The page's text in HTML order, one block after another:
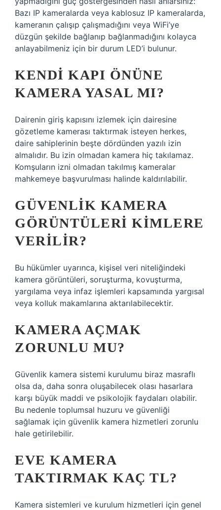
Bazı IP kameralarda veya kablosuz IP kameralarda,
kameranın çalışıp çalışmadığını veya WiFi’ye
düzgün şekilde bağlanıp bağlanmadığını kolayca
anlayabilmeniz için bir durum LED’i bulunur.
KENDI KAPI ÖNÜNE
KAMERA YASAL MI?
Dairenin giriş kapısını izlemek için dairesine
gözetleme kamerası taktırmak isteyen herkes,
daire sahiplerinin beşte dördünden yazılı izin
almalıdır. Bu izin olmadan kamera hiç takılamaz.
Komşuların izni olmadan takılmış kameralar
mahkemeye başvurulması halinde kaldırılabilir.
GÜVENLIK KAMERA
GÖRÜNTÜLERI KIMLERE
VERILIR?
Bu hükümler uyarınca, kişisel veri niteliğindeki
kamera görüntüleri, soruşturma, kovuşturma,
yargılama veya infaz işlemleri kapsamında yargısal
veya kolluk makamlarına aktarılabilecektir.
KAMERA AÇMAK
ZORUNLU MU?
Güvenlik kamera sistemi kurulumu biraz masraflı
olsa da, daha sonra oluşabilecek olası hasarlara
karşı büyük maddi ve psikolojik faydaları olabilir.
Bu nedenle toplumsal huzuru ve güvenliği
sağlamak için güvenlik kamera hizmetleri zorunlu
hale getirilebilir.
EVE KAMERA
TAKTIRMAK KAÇ TL?
Kamera sistemleri ve kurulum hizmetleri için genel